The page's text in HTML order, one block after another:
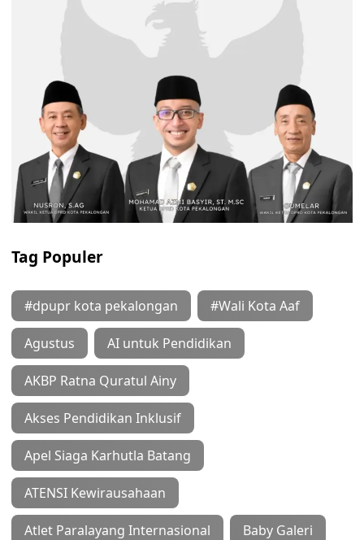
Tag Populer
#dpupr kota pekalongan #Wali Kota Aaf
Agustus AI untuk Pendidikan
AKBP Ratna Quratul Ainy
Akses Pendidikan Inklusif
Apel Siaga Karhutla Batang
ATENSI Kewirausahaan
Atlet Paralayang Internasional Baby Galeri